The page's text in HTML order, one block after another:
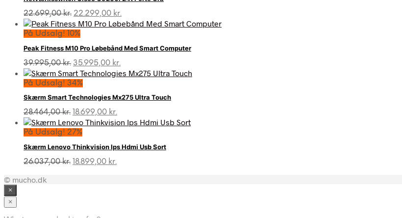
22.699,00kr. Den
oprindelige
pris
22.699,00 kr..
22.299,00 kr.
aktuelle
22.299,00 kr..
På Udsalg! 10%
Peak Fitness M10 Pro Løbebånd Med Smart Computer
39.995,00kr. Den
oprindelige
pris
39.995,00 kr..
35.995,00 kr.
aktuelle
35.995,00 kr..
På Udsalg! 34%
Skærm Smart Technologies Mx275 Ultra Touch
28.464,00kr. Den
oprindelige
pris
28.464,00 kr..
18.699,00 kr.
aktuelle
18.699,00 kr..
På Udsalg! 27%
Skærm Lenovo Thinkvision Ips Hdmi Usb Sort
26.037,00kr. Den
18.899,00 kr.
© mucho.dk
×
×